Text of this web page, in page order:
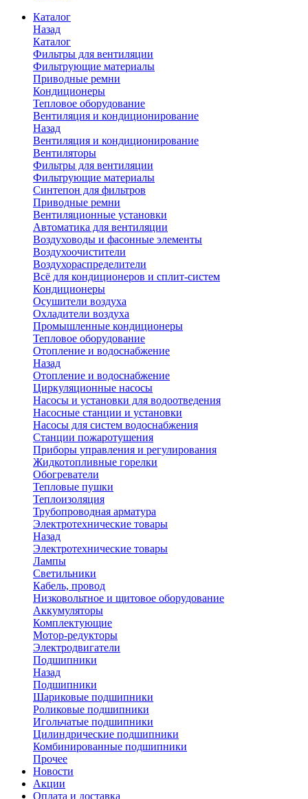
Каталог
Назад
Каталог
Фильтры для вентиляции
Фильтрующие материалы
Приводные ремни
Кондиционеры
Тепловое оборудование
Вентиляция и кондиционирование
Назад
Вентиляция и кондиционирование
Вентиляторы
Фильтры для вентиляции
Фильтрующие материалы
Синтепон для фильтров
Приводные ремни
Вентиляционные установки
Автоматика для вентиляции
Воздуховоды и фасонные элементы
Воздухоочистители
Воздухораспределители
Всё для кондиционеров и сплит-систем
Кондиционеры
Осушители воздуха
Охладители воздуха
Промышленные кондиционеры
Тепловое оборудование
Отопление и водоснабжение
Назад
Отопление и водоснабжение
Циркуляционные насосы
Насосы и установки для водоотведения
Насосные станции и установки
Насосы для систем водоснабжения
Станции пожаротушения
Приборы управления и регулирования
Жидкотопливные горелки
Обогреватели
Тепловые пушки
Теплоизоляция
Трубопроводная арматура
Электротехнические товары
Назад
Электротехнические товары
Лампы
Светильники
Кабель, провод
Низковольтное и щитовое оборудование
Аккумуляторы
Комплектующие
Мотор-редукторы
Электродвигатели
Подшипники
Назад
Подшипники
Шариковые подшипники
Роликовые подшипники
Игольчатые подшипники
Цилиндрические подшипники
Комбинированные подшипники
Прочее
Новости
Акции
Оплата и доставка